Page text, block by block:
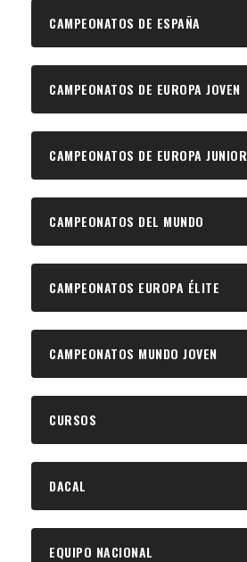
CAMPEONATOS DE ESPAÑA
CAMPEONATOS DE EUROPA JOVEN
CAMPEONATOS DE EUROPA JUNIOR
CAMPEONATOS DEL MUNDO
CAMPEONATOS EUROPA ÉLITE
CAMPEONATOS MUNDO JOVEN
CURSOS
DACAL
EQUIPO NACIONAL